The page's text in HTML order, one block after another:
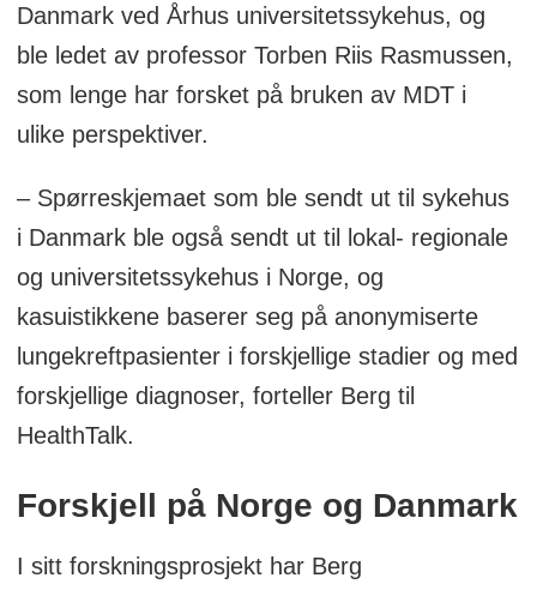
MDT-møter er vanlige i sykehus for å
diskutere pasienttilfeller og planlegge
den beste behandlingsstrategien basert
på ekspertisen til de ulike
teammedlemmene.
Danmark ved Århus universitetssykehus, og
ble ledet av professor Torben Riis Rasmussen,
som lenge har forsket på bruken av MDT i
ulike perspektiver.
– Spørreskjemaet som ble sendt ut til sykehus
i Danmark ble også sendt ut til lokal- regionale
og universitetssykehus i Norge, og
kasuistikkene baserer seg på anonymiserte
lungekreftpasienter i forskjellige stadier og med
forskjellige diagnoser, forteller Berg til
HealthTalk.
Forskjell på Norge og Danmark
I sitt forskningsprosjekt har Berg